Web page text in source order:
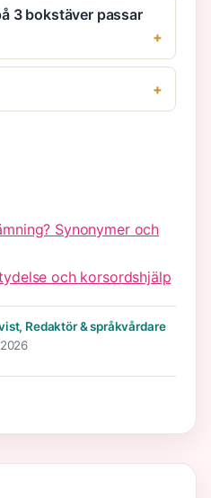
3 bokstäver passar
Synonymer och
och korsordshjälp
Redaktör & språkvårdare